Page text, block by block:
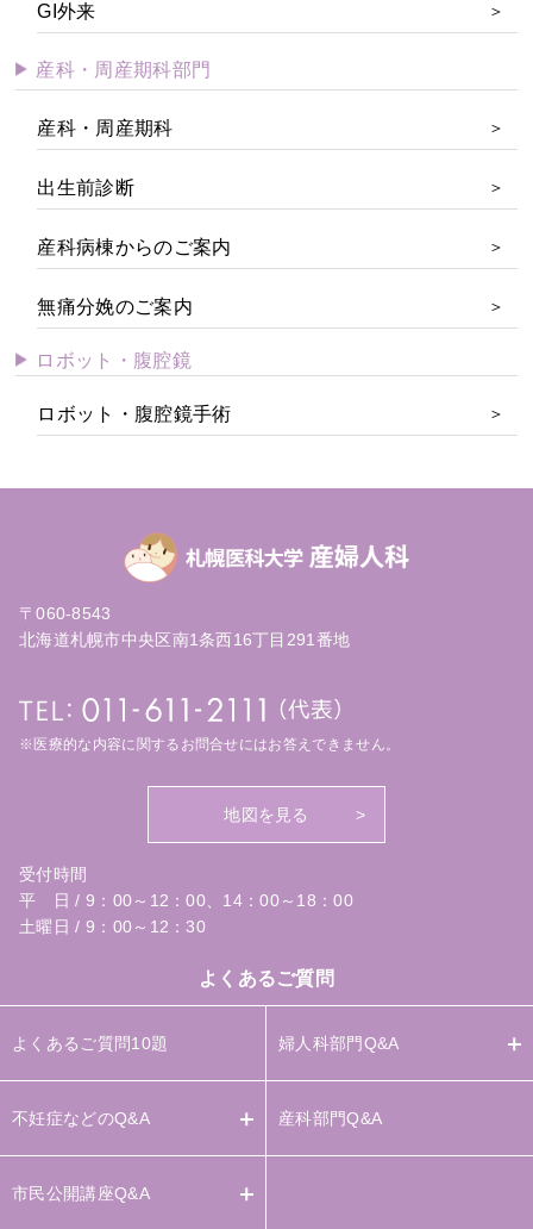
GI外来
産科・周産期科部門
産科・周産期科
出生前診断
産科病棟からのご案内
無痛分娩のご案内
ロボット・腹腔鏡
ロボット・腹腔鏡手術
〒060-8543
北海道札幌市中央区南1条西16丁目291番地
※医療的な内容に関するお問合せにはお答えできません。
地図を見る
受付時間
平 日 / 9：00～12：00、14：00～18：00
土曜日 / 9：00～12：30
よくあるご質問
よくあるご質問10題 婦人科部門Q&A
不妊症などのQ&A 産科部門Q&A
市民公開講座Q&A